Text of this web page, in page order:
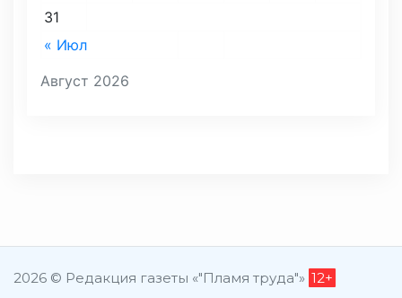
Август 2026
« Июл
31
2026 © Редакция газеты «"Пламя труда"» 12+